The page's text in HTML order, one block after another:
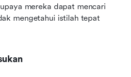
mereka dapat mencari
mengetahui istilah tepat